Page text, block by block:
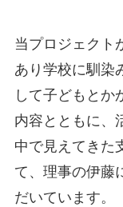
当プロジェクト
あり学校に馴染
して子どもとか
内容とともに、
中で見えてきた
て、理事の伊藤
だいています。